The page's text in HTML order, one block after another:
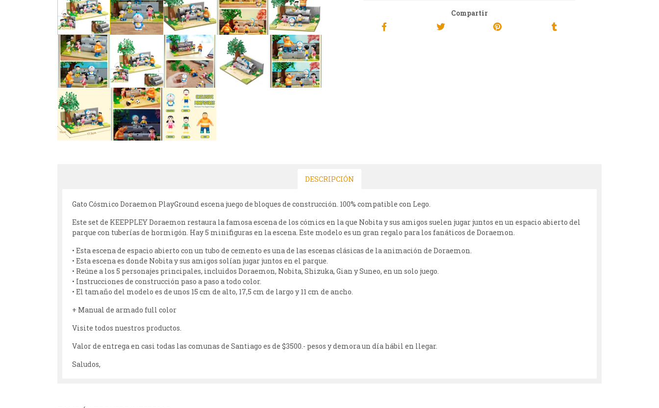
Compartir
DESCRIPCIÓN
Gato Cósmico Doraemon PlayGround escena juego de bloques de construcción. 100% compatible con Lego.
Este set de KEEPPLEY Doraemon restaura la famosa escena de los cómics en la que Nobita y sus amigos suelen jugar juntos en un espacio abierto del
parque con tuberías de hormigón. Hay 5 minifiguras en la escena. Este modelo es un gran regalo para los fanáticos de Doraemon.
• Esta escena de espacio abierto con un tubo de cemento es una de las escenas clásicas de la animación de Doraemon.
• Esta escena es donde Nobita y sus amigos solían jugar juntos en el parque.
• Reúne a los 5 personajes principales, incluidos Doraemon, Nobita, Shizuka, Gian y Suneo, en un solo juego.
• Instrucciones de construcción paso a paso a todo color.
• El tamaño del modelo es de unos 15 cm de alto, 17,5 cm de largo y 11 cm de ancho.
+ Manual de armado full color
Visite todos nuestros productos.
Valor de entrega en casi todas las comunas de Santiago es de $3500.- pesos y demora un día hábil en llegar.
Saludos,